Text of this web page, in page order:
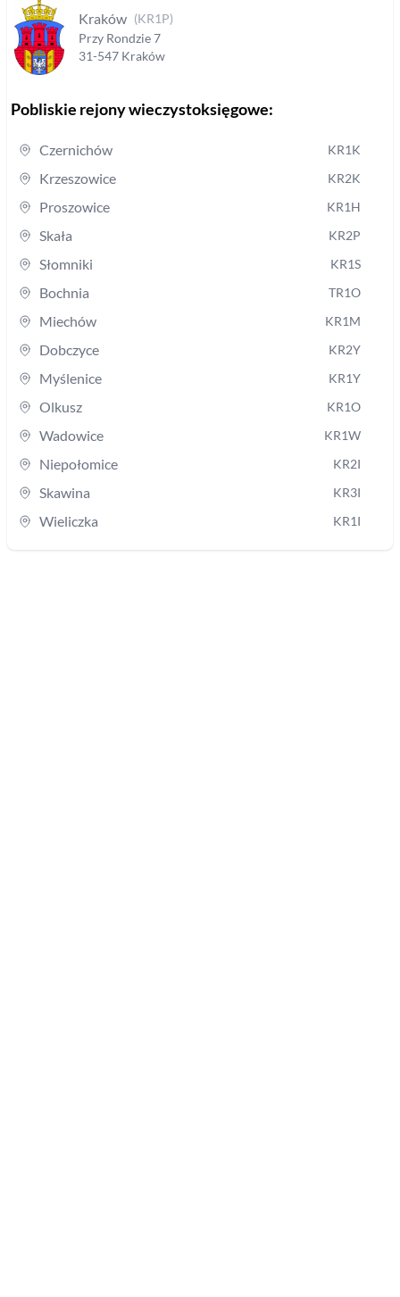
Kraków (KR1P)
Przy Rondzie7
31-547 Kraków
Pobliskie rejony wieczystoksięgowe:
Czernichów KR1K
Krzeszowice KR2K
Proszowice KR1H
Skała KR2P
Słomniki KR1S
Bochnia TR1O
Miechów KR1M
Dobczyce KR2Y
Myślenice KR1Y
Olkusz KR1O
Wadowice KR1W
Niepołomice KR2I
Skawina KR3I
Wieliczka KR1I